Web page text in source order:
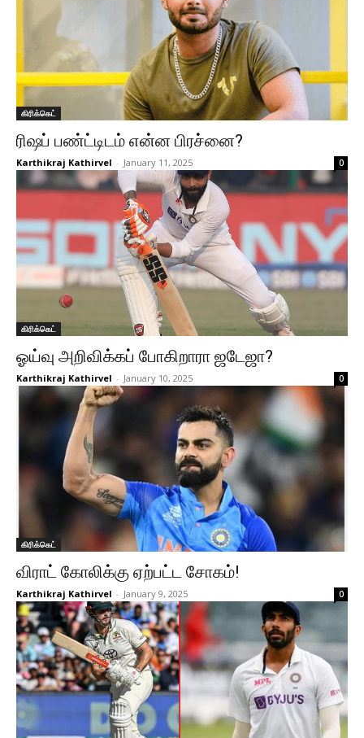
கிரிக்கெட்
ரிஷப் பண்ட்டிடம் என்ன பிரச்னை?
Karthikraj Kathirvel - January 11, 2025 0
கிரிக்கெட்
ஓய்வு அறிவிக்கப் போகிறாரா ஜடேஜா?
Karthikraj Kathirvel - January 10, 2025 0
கிரிக்கெட்
விராட் கோலிக்கு ஏற்பட்ட சோகம்!
Karthikraj Kathirvel - January 9, 2025 0